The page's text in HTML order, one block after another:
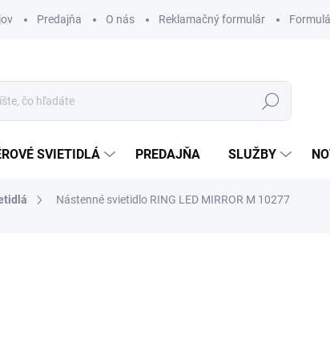
Predajňa O nás Reklamačný formulár
Hľadať
SVIETIDLÁ PREDAJŇA SLUŽBY
Nástenné svietidlo RING LED MIRROR M 10277